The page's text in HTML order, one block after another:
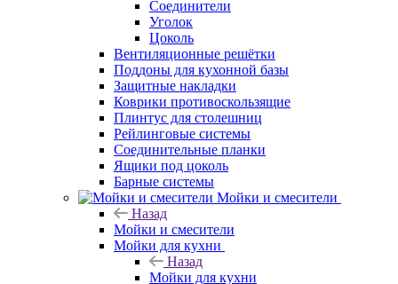
Соединители
Уголок
Цоколь
Вентиляционные решётки
Поддоны для кухонной базы
Защитные накладки
Коврики противоскользящие
Плинтус для столешниц
Рейлинговые системы
Соединительные планки
Ящики под цоколь
Барные системы
Мойки и смесители
Назад
Мойки и смесители
Мойки для кухни
Назад
Мойки для кухни